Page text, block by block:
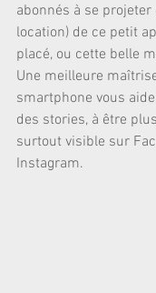
abonnés à se projeter
location) de ce petit
placé, ou cette belle
Une meilleure
smartphone vous
des stories, à être
surtout visible sur
Instagram.